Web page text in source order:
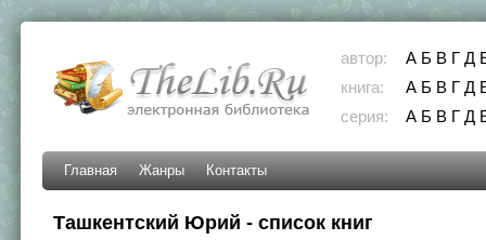
автор: А Б В Г Д
книга:
А Б В Г Д
серия:
А Б В Г Д
Главная Жанры Контакты
Ташкентский Юрий - список книг